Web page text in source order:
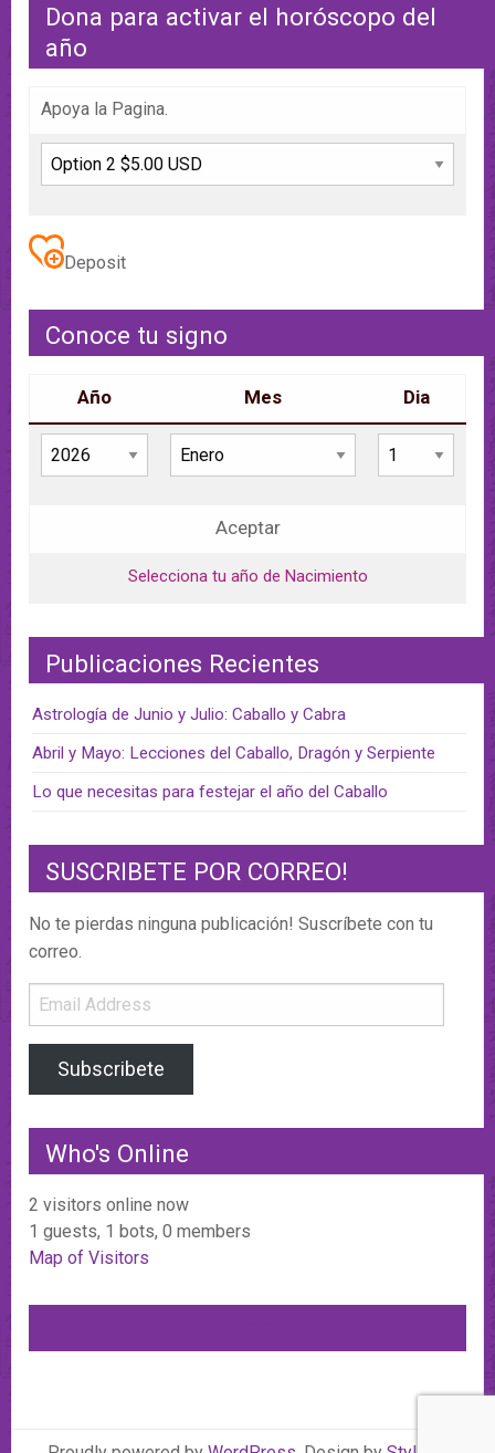
Dona para activar el horóscopo del
año
Apoya la Pagina.
Deposit
Conoce tu signo
Año Mes Dia
Aceptar
Selecciona tu año de Nacimiento
Publicaciones Recientes
Astrología de Junio y Julio: Caballo y Cabra
Abril y Mayo: Lecciones del Caballo, Dragón y Serpiente
Lo que necesitas para festejar el año del Caballo
SUSCRIBETE POR CORREO!
No te pierdas ninguna publicación! Suscríbete con tu
correo.
Email
Address
Subscribete
Who's Online
2 visitors online now
1 guests, 1 bots, 0 members
Map of Visitors